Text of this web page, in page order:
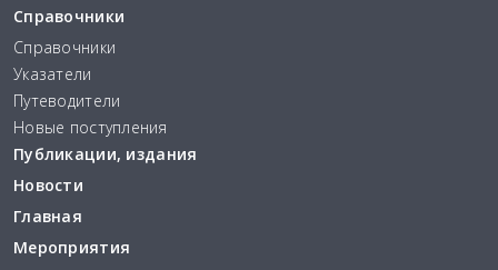
Справочники
Справочники
Указатели
Путеводители
Новые поступления
Публикации, издания
Новости
Главная
Мероприятия